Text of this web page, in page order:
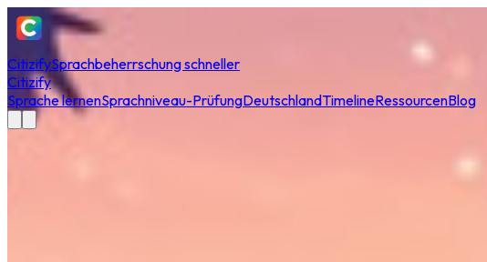
CitizifySprachbeherrschung schneller
Citizify
Sprache lernenSprachniveau-PrüfungDeutschlandTimelineRessourcenBlog